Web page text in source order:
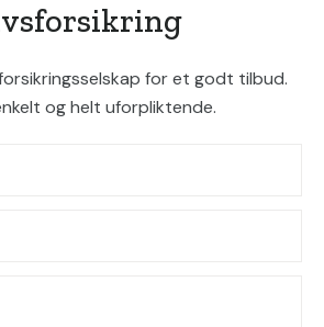
for et godt tilbud.
og helt uforpliktende.